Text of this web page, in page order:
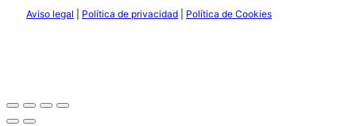
Aviso legal
Política de privacidad Política de Cookies